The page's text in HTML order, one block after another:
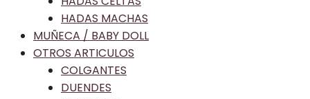
HADAS MACHAS
MUÑECA / BABY DOLL
OTROS ARTICULOS
COLGANTES
DUENDES